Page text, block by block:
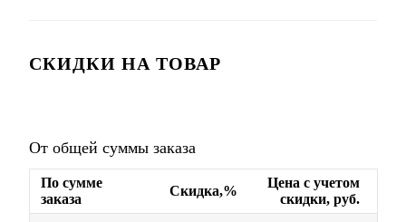
СКИДКИ НА ТОВАР
От общей суммы заказа
По сумме
заказа
Скидка,%
Цена с учетом
скидки, руб.